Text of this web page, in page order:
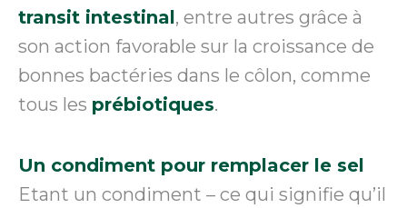
transit intestinal, entre autres grâce à
son action favorable sur la croissance de
bonnes bactéries dans le côlon, comme
tous les prébiotiques.
Un condiment pour remplacer le sel
Etant un condiment – ce qui signifie qu’il